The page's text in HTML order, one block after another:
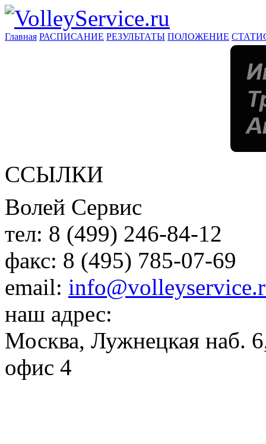
Главная РАСПИСАНИЕ РЕЗУЛЬТАТЫ ПОЛОЖЕНИЕ
ССЫЛКИ
Волей Сервис
тел: 8 (499) 246-84-12
факс: 8 (495) 785-07-69
email:
наш адрес:
Москва, Лужнецкая наб.
офис 4